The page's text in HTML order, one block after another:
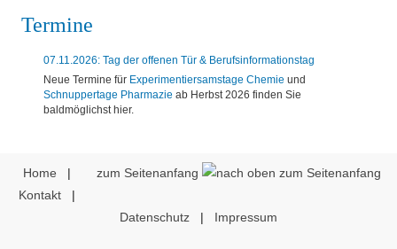
Termine
07.11.2026: Tag der offenen Tür & Berufsinformationstag
Neue Termine für Experimentiersamstage Chemie und
Schnuppertage Pharmazie ab Herbst 2026 finden Sie
baldmöglichst hier.
zum Seitenanfang
Home
|
Kontakt
|
Datenschutz
| Impressum